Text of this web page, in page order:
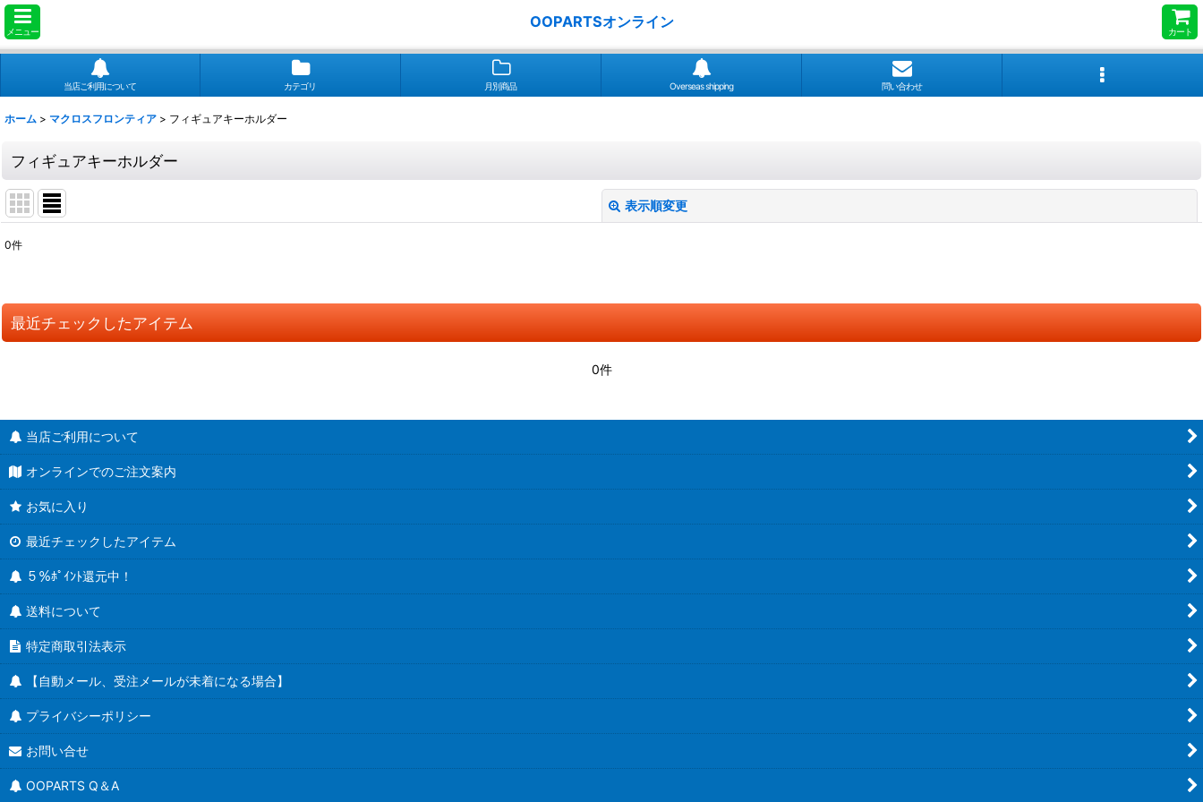
メニュー
OOPARTSオンライン
カート
当店ご利用について カテゴリ 月別商品 Overseas shipping 問い合わせ
ホーム > マクロスフロンティア > フィギュアキーホルダー
フィギュアキーホルダー
表示順変更
並び順:
0件
最近チェックしたアイテム
0件
当店ご利用について
オンラインでのご注文案内
お気に入り
最近チェックしたアイテム
５％ﾎﾟｲﾝﾄ還元中！
送料について
特定商取引法表示
【自動メール、受注メールが未着になる場合】
プライバシーポリシー
お問い合せ
OOPARTS Q＆A